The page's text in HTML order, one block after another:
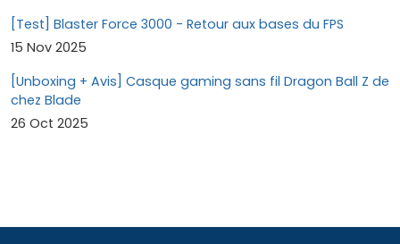
[Test] Blaster Force 3000 - Retour aux bases du FPS
15 Nov 2025
[Unboxing + Avis] Casque gaming sans fil Dragon Ball Z de
chez Blade
26 Oct 2025